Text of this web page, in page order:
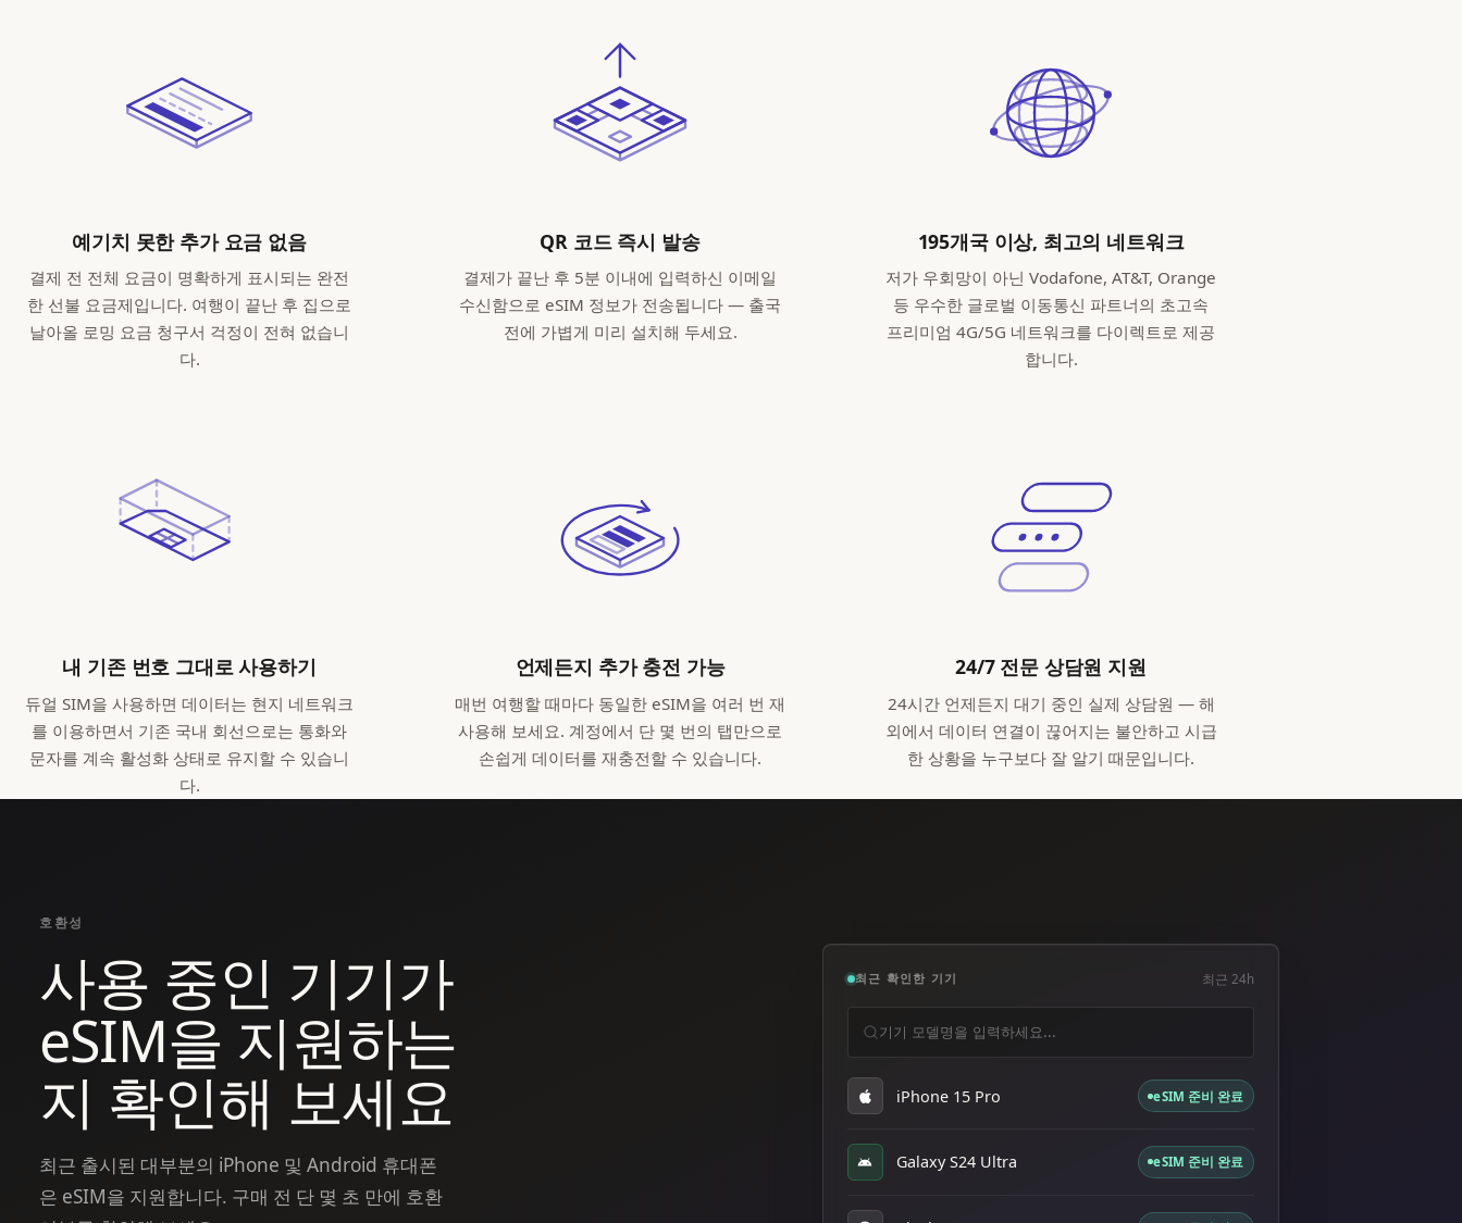
예기치 못한 추가 요금 없음
결제 전 전체 요금이 명확하게 표시되는 완전
한 선불 요금제입니다. 여행이 끝난 후 집으로
날아올 로밍 요금 청구서 걱정이 전혀 없습니
다.
QR 코드 즉시 발송
결제가 끝난 후 5분 이내에 입력하신 이메일
수신함으로 eSIM 정보가 전송됩니다 — 출국
전에 가볍게 미리 설치해 두세요.
195개국 이상, 최고의 네트워크
저가 우회망이 아닌 Vodafone, AT&T, Orange
등 우수한 글로벌 이동통신 파트너의 초고속
프리미엄 4G/5G 네트워크를 다이렉트로 제공
합니다.
내 기존 번호 그대로 사용하기
듀얼 SIM을 사용하면 데이터는 현지 네트워크
를 이용하면서 기존 국내 회선으로는 통화와
문자를 계속 활성화 상태로 유지할 수 있습니
다.
언제든지 추가 충전 가능
매번 여행할 때마다 동일한 eSIM을 여러 번 재
사용해 보세요. 계정에서 단 몇 번의 탭만으로
손쉽게 데이터를 재충전할 수 있습니다.
24/7 전문 상담원 지원
24시간 언제든지 대기 중인 실제 상담원 — 해
외에서 데이터 연결이 끊어지는 불안하고 시급
한 상황을 누구보다 잘 알기 때문입니다.
호환성
사용 중인 기기가
eSIM을 지원하는
지 확인해 보세요
최근 출시된 대부분의 iPhone 및 Android 휴대폰
은 eSIM을 지원합니다. 구매 전 단 몇 초 만에 호환
최근 확인한 기기 최근 24h
기기 모델명을 입력하세요...
iPhone 15 Pro eSIM 준비 완료
Galaxy S24 Ultra eSIM 준비 완료